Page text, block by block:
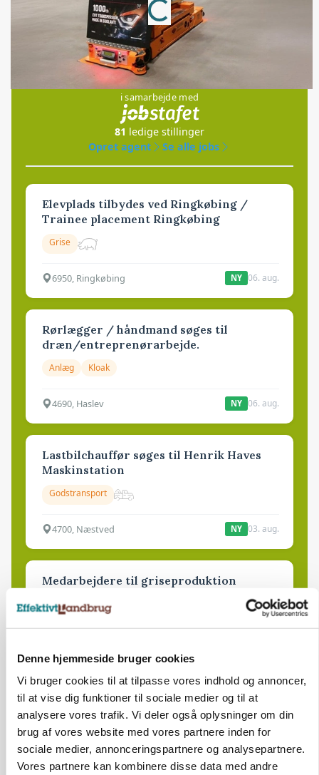
Denne hjemmeside bruger cookies
Vi bruger cookies til at tilpasse vores indhold og annoncer,
til at vise dig funktioner til sociale medier og til at
analysere vores trafik. Vi deler også oplysninger om din
brug af vores website med vores partnere inden for
sociale medier, annonceringspartnere og analysepartnere.
Vores partnere kan kombinere disse data med andre
Loading...
Jobs
i samarbejde med
81 ledige stillinger
Opret agent
Se alle jobs
Elevplads tilbydes ved Ringkøbing /
Trainee placement Ringkøbing
Grise
6950, Ringkøbing NY 06. aug.
Rørlægger / håndmand søges til
dræn/entreprenørarbejde.
Anlæg Kloak
4690, Haslev NY 06. aug.
Lastbilchauffør søges til Henrik Haves
Maskinstation
Godstransport
4700, Næstved NY 03. aug.
Medarbejdere til griseproduktion
Grise
9681, Ranum
Kalvepasser til ejendom i udvikling søges
Kalve